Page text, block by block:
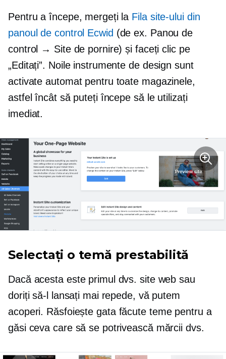
Pentru a începe, mergeți la Fila site-ului din
panoul de control Ecwid (de ex. Panou de
control → Site de pornire) și faceți clic pe
„Editați”. Noile instrumente de design sunt
activate automat pentru toate magazinele,
astfel încât să puteți începe să le utilizați
imediat.
Selectați o temă prestabilită
Dacă acesta este primul dvs. site web sau
doriți să-l lansați mai repede, vă putem
acoperi. Răsfoiește gata făcuteteme pentru a
găsi ceva care să se potrivească mărcii dvs.